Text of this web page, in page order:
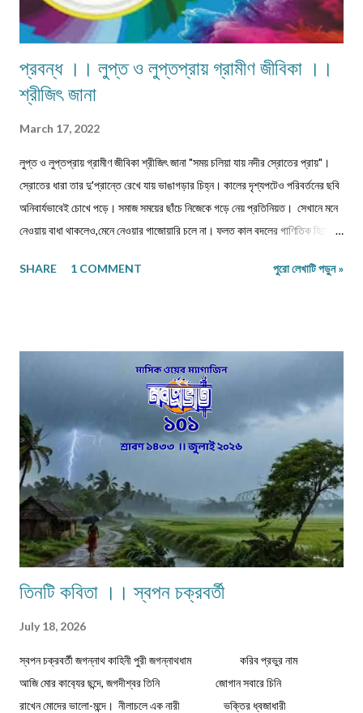
প্রবন্ধ ।। লুপ্ত ও লুপ্তপ্রায় গ্রামীণ জীবিকা ।।
শ্রীজিৎ জানা
March 17, 2022
লুপ্ত ও লুপ্তপ্রায় গ্রামীণ জীবিকা শ্রীজিৎ জানা "সময় চলিয়া যায় নদীর স্রোতের প্রায়"।
স্রোতের ধারা তার দু'প্রান্তে রেখে যায় ভাঙাগড়ার চিহ্ন। কালের দৃশ্যপটেও পরিবর্তনের ছবি
অনিবার্যভাবেই চোখে পড়ে। সমাজ সময়ের ছাঁচে নিজেকে গড়ে নেয় প্রতিনিয়ত। সেখানে মনে
নেওয়ায় বাধা থাকলেও,মেনে নেওয়ার গাজোয়ারি চলে না। ফলত কাল বদলের গাণিতিক হিসেবে
থাকার সংগ্রাম। মানুষের জীবনযাপনের ক্ষেত্রে আজকে যা অত্যাবশ্যকীয় কাল তার বিকল্প রূপ
এককালীন। সব পেশার লোকেরাই কত নিষ্ঠা ভরে গাঁয়ে তাদের পরিষেবা দিত। বিনিময়ে
সামান্য আয় হত তাদের। আর সেই আয়টুকুই ছিল তাদের সংসার নির্বাহের একমাত্র উপায়।
কালে কালান্তরে সেই সব পেশা,সেই সব সমাজবন্ধুরা হারিয়ে গ্যাছে। শুধুমাত্র তারা বেঁচে
আছে অগ্রজের গল্পকথায়,আর বিভিন...
SHARE 1 COMMENT পুরো লেখাটি পড়ুন »
তিনটি কবিতা ।। স্বপন চক্রবর্তী
July 18, 2026
স্বপন চক্রবর্তী জগন্নাথ কাহিনী পুরী জগন্নাথধাম করিব প্রভুর নাম
আজি মোর কাব‍্যের ছন্দে, জগদীশ্বর তিনি জোগান সবারে চিনি
রাখেন মোদের ভালো-মন্দে। নীলাচলে এক নারী ভক্তির ধ্বজাধারী